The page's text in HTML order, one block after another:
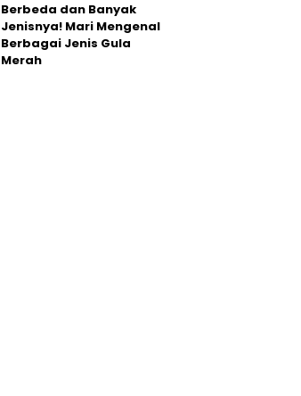
Berbeda dan Banyak
Jenisnya! Mari Mengenal
Berbagai Jenis Gula
Merah